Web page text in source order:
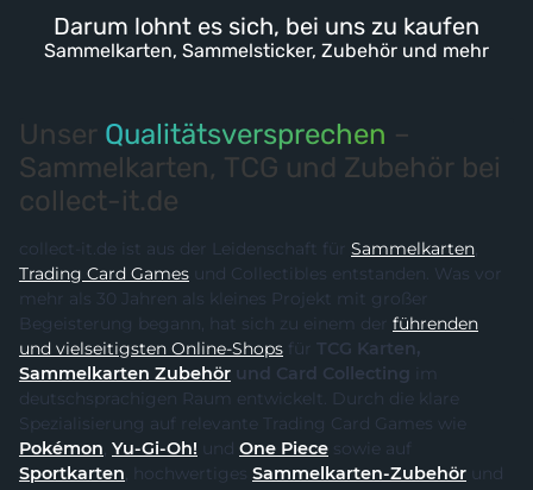
Darum lohnt es sich, bei uns zu kaufen
Sammelkarten, Sammelsticker, Zubehör und mehr
Unser Qualitätsversprechen –
Sammelkarten, TCG und Zubehör bei
collect-it.de
collect-it.de ist aus der Leidenschaft für Sammelkarten,
Trading Card Games und Collectibles entstanden. Was vor
mehr als 30 Jahren als kleines Projekt mit großer
Begeisterung begann, hat sich zu einem der führenden
und vielseitigsten Online-Shops für TCG Karten,
Sammelkarten Zubehör und Card Collecting
im
deutschsprachigen Raum entwickelt. Durch die klare
Spezialisierung auf relevante Trading Card Games wie
Pokémon, Yu-Gi-Oh! und One Piece sowie auf
Sportkarten , hochwertiges Sammelkarten-Zubehör